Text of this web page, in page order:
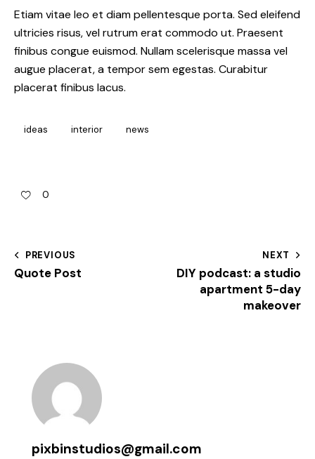
Etiam vitae leo et diam pellentesque porta. Sed eleifend
ultricies risus, vel rutrum erat commodo ut. Praesent
finibus congue euismod. Nullam scelerisque massa vel
augue placerat, a tempor sem egestas. Curabitur
placerat finibus lacus.
ideas interior news
0
PREVIOUS
Quote Post
NEXT
DIY podcast: a studio
apartment 5-day
makeover
pixbinstudios@gmail.com